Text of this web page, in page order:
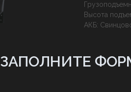
ЗАПОЛНИТЕ
Высота
АКБ: